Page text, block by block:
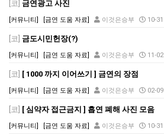
[코] 금연광고 사진
[커뮤니티] [금연 도움 자료] 이것은승부 10-31
[코] 금도시민헌장(?)
[커뮤니티] [금연 도움 자료] 이것은승부 11-02
[코] [ 1000 까지 이어쓰기 ] 금연의 장점
[커뮤니티] [금연 도움 자료] 이것은승부 02-09
[코] [ 심약자 접근금지 ] 흡연 폐해 사진 모음
[커뮤니티] [금연 도움 자료] 이것은승부 10-31